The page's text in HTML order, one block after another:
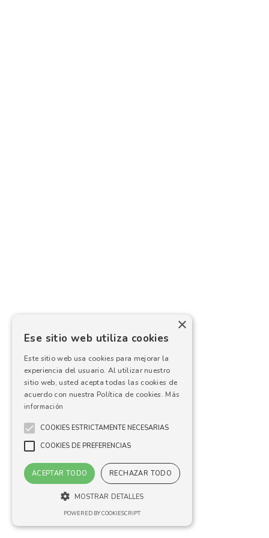
×
Ese sitio web utiliza cookies
Este sitio web usa cookies para mejorar la
experiencia del usuario. Al utilizar nuestro
sitio web, usted acepta todas las cookies de
acuerdo con nuestra Política de cookies. Más
información
COOKIES ESTRICTAMENTE NECESARIAS
COOKIES DE PREFERENCIAS
ACEPTAR TODO RECHAZAR TODO
MOSTRAR DETALLES
POWERED BY COOKIESCRIPT